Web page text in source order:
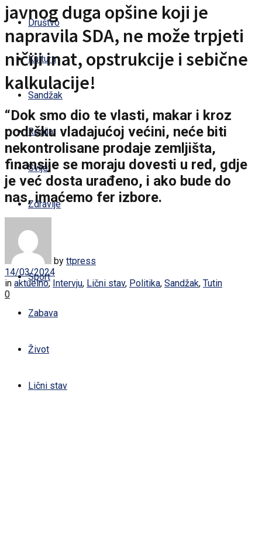
Društvo
Kultura
Sandžak
Regija
Svijet
Zdravlje
Žena
Sport
Zabava
Život
Lični stav
javnog duga opšine koji je
napravila SDA, ne može trpjeti
ničiji inat, opstrukcije i sebične
kalkulacije!
“Dok smo dio te vlasti, makar i kroz
podršku vladajućoj većini, neće biti
nekontrolisane prodaje zemljišta,
finansije se moraju dovesti u red, gdje
je već dosta urađeno, i ako bude do
nas, imaćemo fer izbore.
by ttpress
14/03/2024
in aktuelno, Intervju, Lični stav, Politika, Sandžak, Tutin
0